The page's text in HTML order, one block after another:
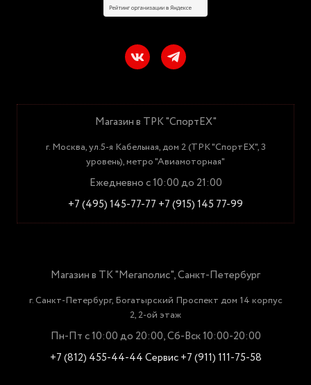
Магазин в ТРК "СпортЕХ"
г. Москва, ул.5-я Кабельная, дом 2 (ТРК "СпортЕХ", 3
уровень), метро "Авиамоторная"
Ежедневно с 10:00 до 21:00
+7 (495) 145-77-77 +7 (915) 145 77-99
Магазин в ТК "Мегаполис", Санкт-Петербург
г. Санкт-Петербург, Богатырский Проспект дом 14 корпус
2, 2-ой этаж
Пн-Пт с 10:00 до 20:00, Сб-Вск 10:00-20:00
+7 (812) 455-44-44Сервис +7 (911) 111-75-58